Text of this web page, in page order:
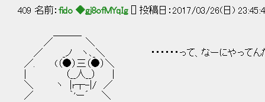
409 名前： fido ◆gj8ofMYqIg [] 投稿日：2017/03/26(日)
／ ＼
／ _ノ ヽ､_＼ ・・・・・・って、なーにやってんだ
／. (（●）三（●）＼
| （__人__） |
＼ ヽ |r┬-|/ ／
／ ｀'ー´ ＼